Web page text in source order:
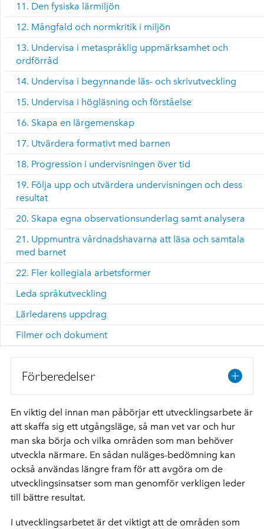
11. Den fysiska lärmiljön
12. Mångfald och normkritik i miljön
13. Undervisa i metaspråklig uppmärksamhet och
ordförråd
14. Undervisa i begynnande läs- och skrivutveckling
15. Undervisa i högläsning och förståelse
16. Skapa en lärgemenskap
17. Utvärdera formativt med barnen
18. Progression i undervisningen över tid
19. Följa upp och utvärdera undervisningen och dess
resultat
20. Skapa egna observationsunderlag samt analysera
21. Uppmuntra vårdnadshavarna att läsa och samtala
med barnet
22. Fler kollegiala arbetsformer
Leda språkutveckling
Lärledarens uppdrag
Filmer och dokument
Förberedelser
En viktig del innan man påbörjar ett utvecklingsarbete är
att skaffa sig ett utgångsläge, så man vet var och hur
man ska börja och vilka områden som man behöver
utveckla närmare. En sådan nuläges-bedömning kan
också användas längre fram för att avgöra om de
utvecklingsinsatser som man genomför verkligen leder
till bättre resultat.
I utvecklingsarbetet är det viktigt att de områden som